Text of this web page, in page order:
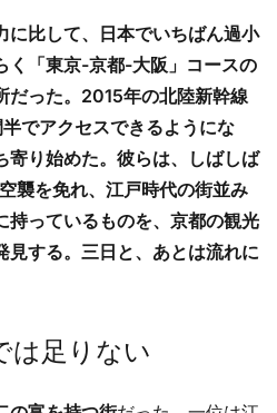
に比して、日本でいちばん過小
く「東京-京都-大阪」コースの
だった。2015年の北陸新幹線
でアクセスできるようにな
寄り始めた。彼らは、しばしば
襲を免れ、江戸時代の街並み
持っているものを、京都の観光
見する。三日と、あとは流れに
は足りない